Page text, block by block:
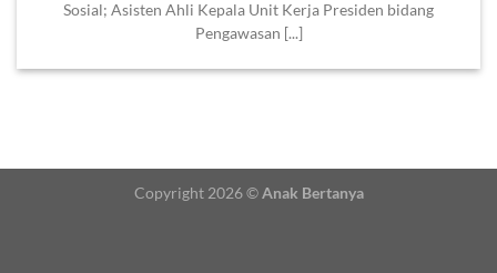
Sosial; Asisten Ahli Kepala Unit Kerja Presiden bidang
Pengawasan [...]
Copyright 2026 ©Anak Bertanya